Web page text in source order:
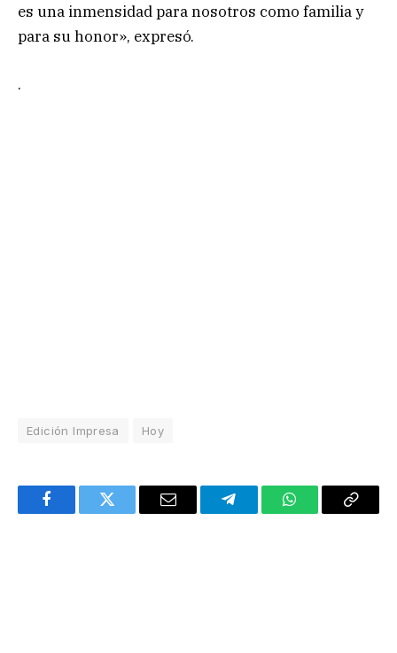
es una inmensidad para nosotros como familia y
para su honor», expresó.
.
Edición Impresa Hoy
FacebookTwitter Email TelegramWhatsAppCopy